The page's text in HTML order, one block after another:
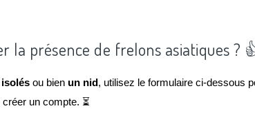
la présence de frelons asiatiques ?
ou bien un nid, utilisez le formulaire ci-dessous
un compte. ⏳